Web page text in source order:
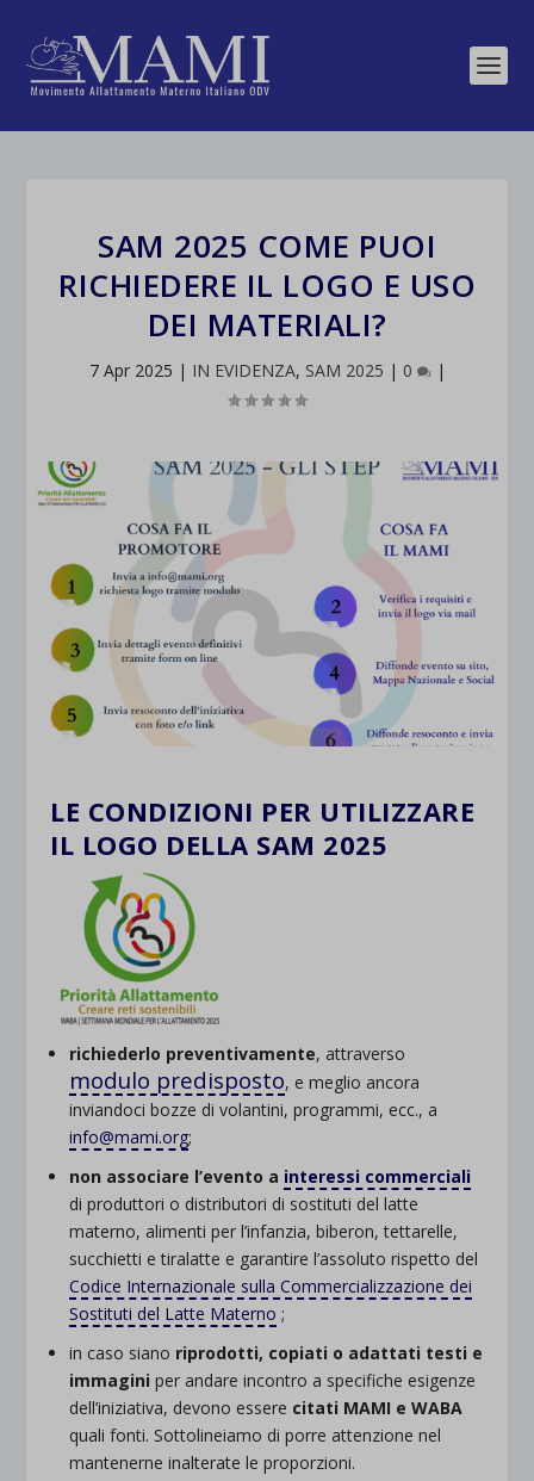
SAM 2025 COME PUOI
RICHIEDERE IL LOGO E USO
DEI MATERIALI?
7 Apr 2025 | IN EVIDENZA, SAM 2025 | 0 |
LE CONDIZIONI PER UTILIZZARE
IL LOGO DELLA SAM 2025
richiederlo preventivamente, attraverso
modulo predisposto, e meglio ancora
inviandoci bozze di volantini, programmi, ecc., a
info@mami.org;
non associare l’evento a interessi commerciali
di produttori o distributori di sostituti del latte
materno, alimenti per l’infanzia, biberon, tettarelle,
succhietti e tiralatte e garantire l’assoluto rispetto del
Codice Internazionale sulla Commercializzazione dei
Sostituti del Latte Materno ;
in caso siano riprodotti, copiati o adattati testi e
immagini per andare incontro a specifiche esigenze
dell’iniziativa, devono essere citati MAMI e WABA
quali fonti. Sottolineiamo di porre attenzione nel
mantenerne inalterate le proporzioni.